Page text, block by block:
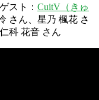
スト： CuitV（きゅ
さん、星乃 楓花 さ
科 花音 さん